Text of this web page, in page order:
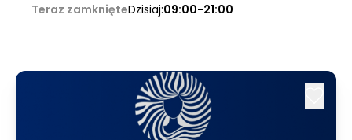
Teraz zamknięteDzisiaj:09:00-21:00